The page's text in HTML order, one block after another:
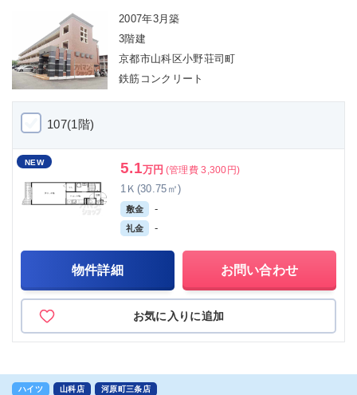
2007年3月築
3階建
京都市山科区小野荘司町
鉄筋コンクリート
107(1階)
NEW 5.1万円 (管理費 3,300円)
1Ｋ(30.75㎡)
敷金 -
礼金 -
物件詳細 お問い合わせ
お気に入りに追加
ハイツ 山科店 河原町三条店